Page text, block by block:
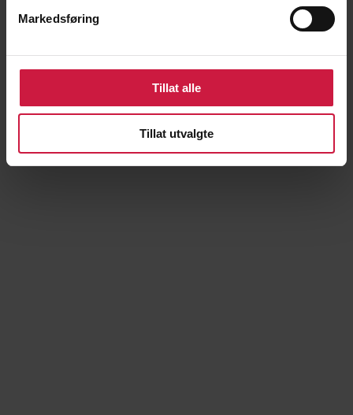
Markedsføring
Tillat alle
Tillat utvalgte
Ludvik Hertzenberg